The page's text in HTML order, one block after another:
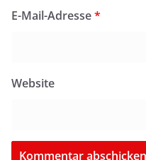
E-Mail-Adresse*
Website